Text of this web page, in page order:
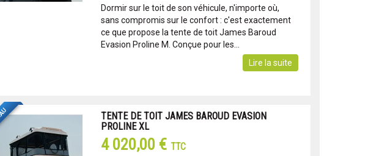
Dormir sur le toit de son véhicule, n'importe où,
sans compromis sur le confort : c'est exactement
ce que propose la tente de toit James Baroud
Evasion Proline M. Conçue pour les...
Lire la suite
TENTE DE TOIT JAMES BAROUD EVASION
PROLINE XL
4 020,00 € TTC